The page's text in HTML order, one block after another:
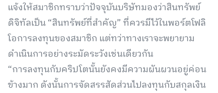
แจ้งให้สมาชิกทราบว่าปัจจุบันบริษัทมองว่าสินทรัพย์
ดิจิทัลเป็น “สินทรัพย์ที่สำคัญ” ที่ควรมีไว้ในพอร์ตโฟลิ
โอการลงทุนของสมาชิก แต่ทว่าทางเราจะพยายาม
ดำเนินการอย่างระมัดระวังเช่นเดียวกัน
“การลงทุนกับคริปโตนั้นยังคงมีความผันผวนอยู่ค่อน
ข้างมาก ดังนั้นการจัดสรรสัดส่วนไปลงทุนกับสกุลเงิน